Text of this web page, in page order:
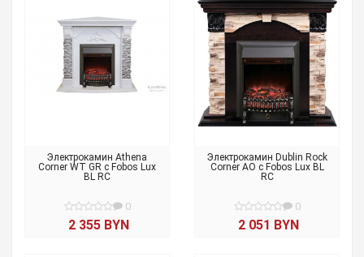
Электрокамин Athena
Corner WT GR с Fobos Lux
BL RC
0
2 355 BYN
Электрокамин Dublin Rock
Corner AO с Fobos Lux BL
RC
0
2 051 BYN